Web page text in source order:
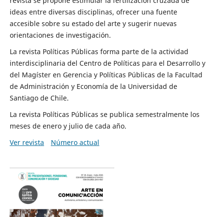
ideas entre diversas disciplinas, ofrecer una fuente
accesible sobre su estado del arte y sugerir nuevas
orientaciones de investigación.
La revista Políticas Públicas forma parte de la actividad
interdisciplinaria del Centro de Políticas para el Desarrollo y
del Magíster en Gerencia y Políticas Públicas de la Facultad
de Administración y Economía de la Universidad de
Santiago de Chile.
La revista Políticas Públicas se publica semestralmente los
meses de enero y julio de cada año.
Ver revista
Número actual